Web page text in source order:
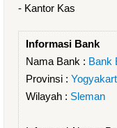
- Kantor Kas
Informasi Bank
Nama Bank : Bank
Provinsi :
Wilayah : Sleman